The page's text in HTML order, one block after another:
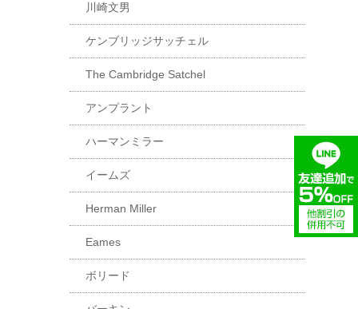
川崎文男
ケンブリッジサッチェル
The Cambridge Satchel
アンプラント
ハーマンミラー
イームズ
Herman Miller
Eames
ボリード